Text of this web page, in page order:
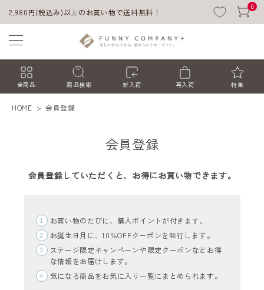
2,980円(税込み)以上のお買い物で送料無料！
0
全商品 商品検索 新入荷 再入荷 特集
ACCOUNT MENU
ようこそ ゲスト 様
ログイン 会員登録
HOME 会員登録
会員登録
会員登録していただくと、お得にお買い物できます。
お買い物のたびに、購入ポイントが付きます。
お誕生日月に、10％OFFクーポンを発行します。
ステージ限定キャンペーンや限定クーポンなどお得
な情報をお届けします。
気になる商品をお気に入り一覧にまとめられます。